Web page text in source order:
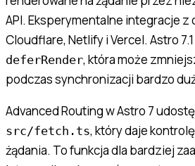
API. Eksperymentalne integracje z
Cloudflare, Netlify i Vercel. Astro
deferRender, która może
podczas synchronizacji bardzo
Advanced Routing w Astro 7
src/fetch.ts, który daje
żądania. To funkcja dla bardziej